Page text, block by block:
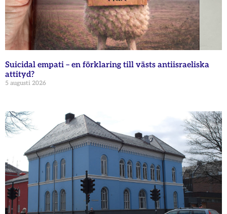
Suicidal empati – en förklaring till västs antiisraeliska
attityd?
5 augusti 2026